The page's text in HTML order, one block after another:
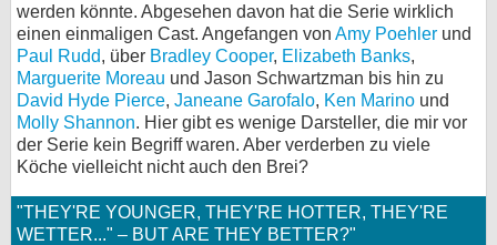
werden könnte. Abgesehen davon hat die Serie wirklich
einen einmaligen Cast. Angefangen von Amy Poehler und
Paul Rudd, über Bradley Cooper, Elizabeth Banks,
Marguerite Moreau und Jason Schwartzman bis hin zu
David Hyde Pierce, Janeane Garofalo, Ken Marino und
Molly Shannon. Hier gibt es wenige Darsteller, die mir vor
der Serie kein Begriff waren. Aber verderben zu viele
Köche vielleicht nicht auch den Brei?
"THEY'RE YOUNGER, THEY'RE HOTTER, THEY'RE
WETTER..." – BUT ARE THEY BETTER?"
Impressum
Desktop-Ansicht
myFanbase